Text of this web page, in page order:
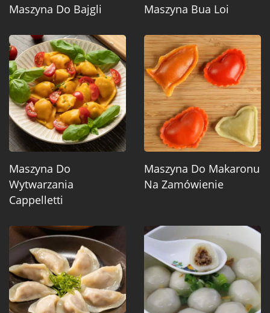
Maszyna Do Bajgli Maszyna Bua Loi
Maszyna Do
Wytwarzania
Cappelletti
Maszyna Do Makaronu
Na Zamówienie